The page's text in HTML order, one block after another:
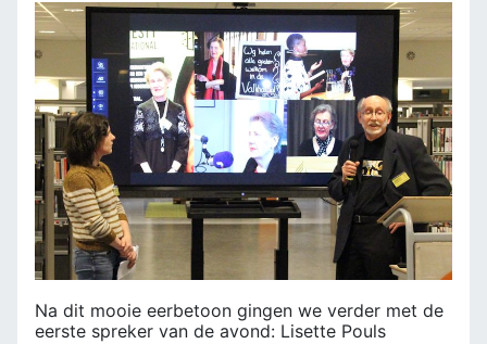
Na dit mooie eerbetoon gingen we verder met de
eerste spreker van de avond: Lisette Pouls